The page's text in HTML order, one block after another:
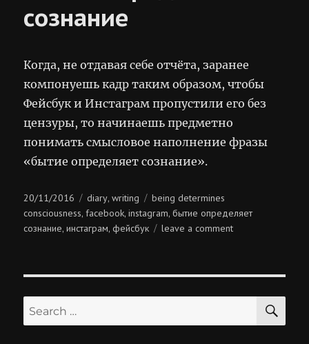
сознание
Когда, не отдавая себе отчёта, заранее
компонуешь кадр таким образом, чтобы
Фейсбук и Инстаграм пропустили его без
цензуры, то начинаешь предметно
понимать смысловое наполнение фразы
«бытие определяет сознание».
Posted
on
20/11/2016 Categories
diary,writing Tags
being determines
consciousness,facebook,instagram,бытие определяет
сознание,инстаграм,фейсбук leave a commenton
сознание
Search
for: